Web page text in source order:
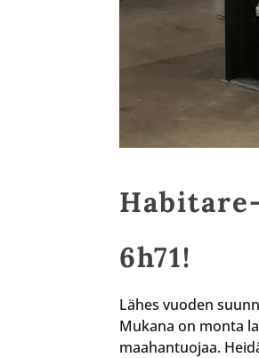
6h71!
Lähes vuoden
Mukana on monta
maahantuojaa.